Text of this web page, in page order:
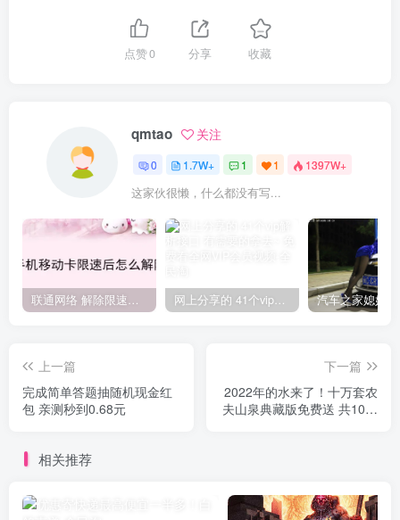
点赞0 分享 收藏
qmtao 关注
0 1.7W+ 1 1 1397W+
这家伙很懒，什么都没有写...
联通网络 解除限速方法参考！畅享、畅玩、老白干等及其它地区自测了 网上分享的 41个vip解析接口 有需要的拿去~ 免费看全网VIP会员视频
上一篇
完成简单答题抽随机现金红
包 亲测秒到0.68元
下一篇
2022年的水来了！十万套农
夫山泉典藏版免费送 共10万
相关推荐